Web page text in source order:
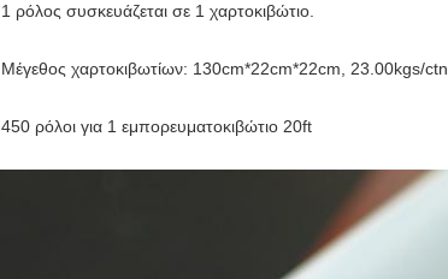
1 ρόλος συσκευάζεται σε 1 χαρτοκιβώτιο.
Μέγεθος χαρτοκιβωτίων: 130cm*22cm*22cm, 23.00kgs/ctn
450 ρόλοι για 1 εμπορευματοκιβώτιο 20ft